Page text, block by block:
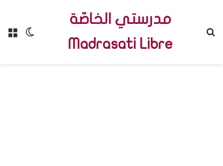
Menu
مدرستي الخاصّة
Madrasati Libre